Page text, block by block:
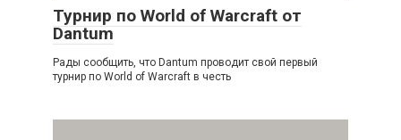
Турнир по World of Warcraft от
Dantum
Рады сообщить, что Dantum проводит свой первый
турнир по World of Warcraft в честь